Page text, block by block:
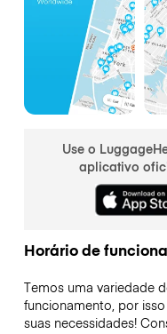
Use o
aplicativo
Horário de
Temos uma variedade
funcionamento, por
suas necessidades!